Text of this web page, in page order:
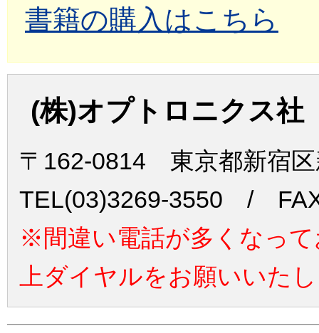
書籍の購入はこちら
(株)オプトロニクス社
〒162-0814 東京都新宿
TEL(03)3269-3550 /
※間違い電話が多くなっ
上ダイヤルをお願いいた